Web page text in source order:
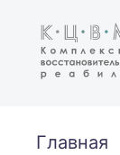
Перейти
Главная